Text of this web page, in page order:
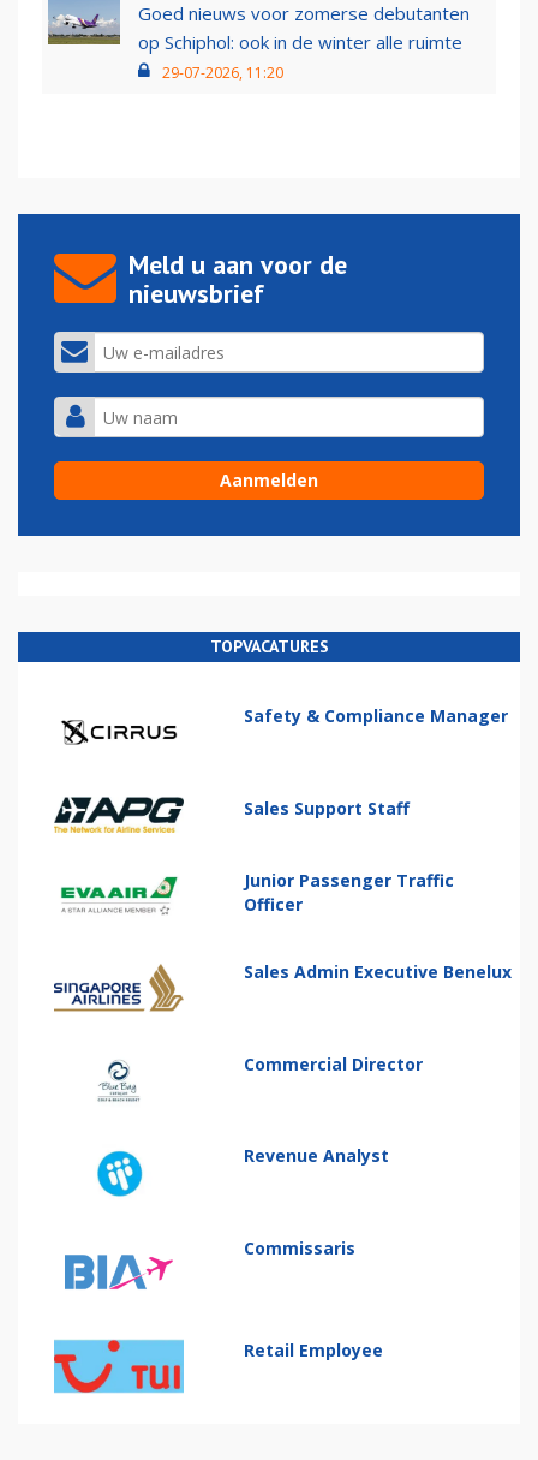
Goed nieuws voor zomerse debutanten
op Schiphol: ook in de winter alle ruimte
29-07-2026, 11:20
Meld u aan voor de
nieuwsbrief
TOPVACATURES
Safety & Compliance Manager
Sales Support Staff
Junior Passenger Traffic
Officer
Sales Admin Executive Benelux
Commercial Director
Revenue Analyst
Commissaris
Retail Employee